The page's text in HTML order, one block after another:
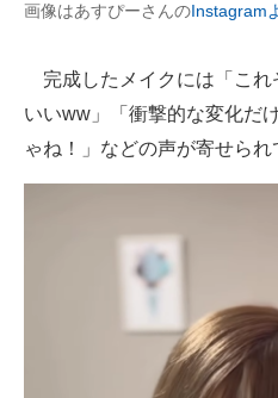
画像はあすぴーさんのInstagram
完成したメイクには「これ
いいww」「衝撃的な変化だ
ゃね！」などの声が寄せられ